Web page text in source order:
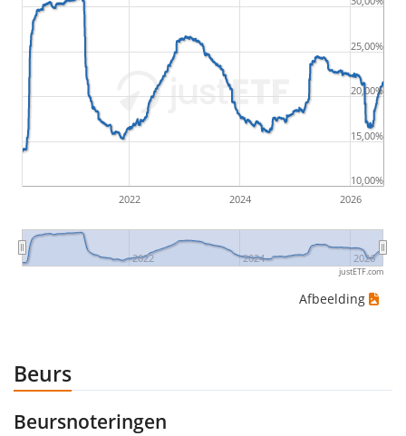
20€, an investor would have suffered the worst loss
by buying for 10€ and subsequently selling for 5€.
Therefore in this case the maximum drawdown
would be (5€ - 10€)/10€ = -50%.
ETF-rendementen zijn inclusief dividenduitkeringen
2022 2024 2026
2022 2024 2026
10,00%
15,00%
20,00%
25,00%
justETF.com
Afbeelding
Beurs
Beursnoteringen